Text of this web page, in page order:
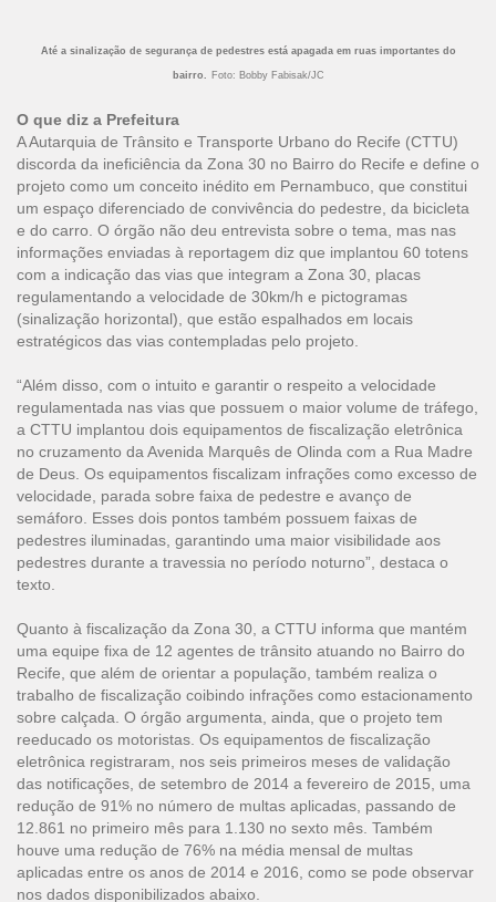
Até a sinalização de segurança de pedestres está apagada em ruas importantes do
bairro. Foto: Bobby Fabisak/JC
O que diz a Prefeitura
A Autarquia de Trânsito e Transporte Urbano do Recife (CTTU)
discorda da ineficiência da Zona 30 no Bairro do Recife e define o
projeto como um conceito inédito em Pernambuco, que constitui
um espaço diferenciado de convivência do pedestre, da bicicleta
e do carro. O órgão não deu entrevista sobre o tema, mas nas
informações enviadas à reportagem diz que implantou 60 totens
com a indicação das vias que integram a Zona 30, placas
regulamentando a velocidade de 30km/h e pictogramas
(sinalização horizontal), que estão espalhados em locais
estratégicos das vias contempladas pelo projeto.
“Além disso, com o intuito e garantir o respeito a velocidade
regulamentada nas vias que possuem o maior volume de tráfego,
a CTTU implantou dois equipamentos de fiscalização eletrônica
no cruzamento da Avenida Marquês de Olinda com a Rua Madre
de Deus. Os equipamentos fiscalizam infrações como excesso de
velocidade, parada sobre faixa de pedestre e avanço de
semáforo. Esses dois pontos também possuem faixas de
pedestres iluminadas, garantindo uma maior visibilidade aos
pedestres durante a travessia no período noturno”, destaca o
texto.
Quanto à fiscalização da Zona 30, a CTTU informa que mantém
uma equipe fixa de 12 agentes de trânsito atuando no Bairro do
Recife, que além de orientar a população, também realiza o
trabalho de fiscalização coibindo infrações como estacionamento
sobre calçada. O órgão argumenta, ainda, que o projeto tem
reeducado os motoristas. Os equipamentos de fiscalização
eletrônica registraram, nos seis primeiros meses de validação
das notificações, de setembro de 2014 a fevereiro de 2015, uma
redução de 91% no número de multas aplicadas, passando de
12.861 no primeiro mês para 1.130 no sexto mês. Também
houve uma redução de 76% na média mensal de multas
aplicadas entre os anos de 2014 e 2016, como se pode observar
nos dados disponibilizados abaixo.